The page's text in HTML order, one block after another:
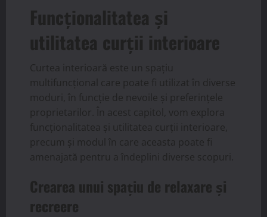
Funcționalitatea și
utilitatea curții interioare
Curtea interioară este un spațiu
multifuncțional care poate fi utilizat în diverse
moduri, în funcție de nevoile și preferințele
proprietarilor. În acest capitol, vom explora
funcționalitatea și utilitatea curții interioare,
precum și modul în care aceasta poate fi
amenajată pentru a îndeplini diverse scopuri.
Crearea unui spațiu de relaxare și
recreere